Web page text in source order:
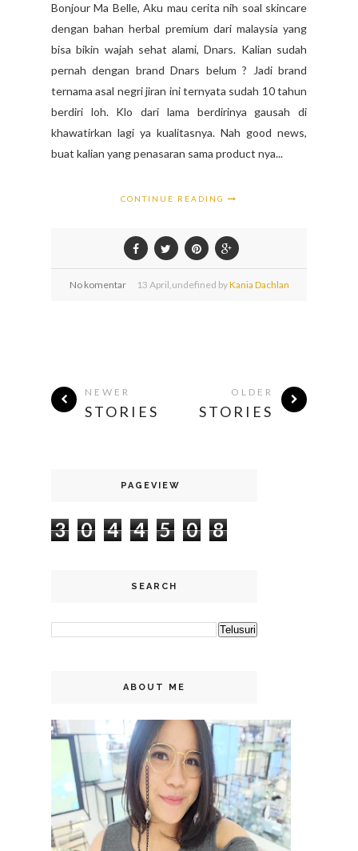
Bonjour Ma Belle, Aku mau cerita nih soal skincare
dengan bahan herbal premium dari malaysia yang
bisa bikin wajah sehat alami, Dnars. Kalian sudah
pernah dengan brand Dnars belum ? Jadi brand
ternama asal negri jiran ini ternyata sudah 10 tahun
berdiri loh. Klo dari lama berdirinya gausah di
khawatirkan lagi ya kualitasnya. Nah good news,
buat kalian yang penasaran sama product nya...
CONTINUE READING
No komentar 13 April,undefined byKania Dachlan
NEWER
STORIES
OLDER
STORIES
PAGEVIEW
3 0 4 4 5 0 8
SEARCH
ABOUT ME